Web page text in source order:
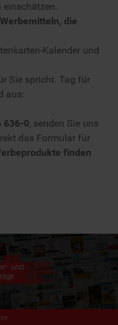
einschätzen.
die
Kalender und
Sie spricht. Tag für
aus:
636-0, senden Sie uns
das Formular für
finden